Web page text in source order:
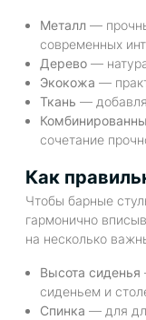
Металл —
современных
Дерево —
Экокожа —
Ткань —
сочетание
Как
Чтобы барные
гармонично
на несколько
Высота сиденья
сиденьем и
Спинка — для